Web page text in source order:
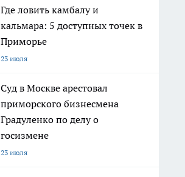
Где ловить камбалу и
кальмара: 5 доступных точек в
Приморье
23 июля
Суд в Москве арестовал
приморского бизнесмена
Градуленко по делу о
госизмене
23 июля